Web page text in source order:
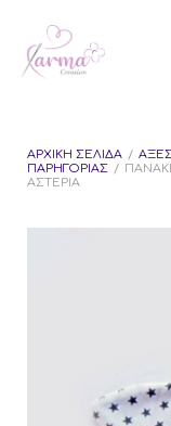
ΑΡΧΙΚΉ ΣΕΛΊΔΑ /
ΠΑΡΗΓΟΡΙΆΣ /
ΑΣΤΈΡΙΑ